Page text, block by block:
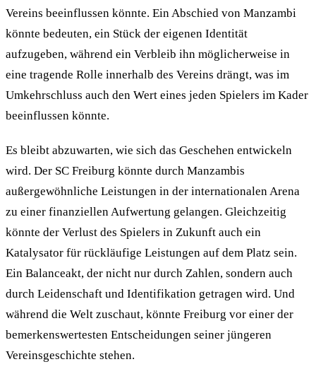
Vereins beeinflussen könnte. Ein Abschied von Manzambi
könnte bedeuten, ein Stück der eigenen Identität
aufzugeben, während ein Verbleib ihn möglicherweise in
eine tragende Rolle innerhalb des Vereins drängt, was im
Umkehrschluss auch den Wert eines jeden Spielers im Kader
beeinflussen könnte.
Es bleibt abzuwarten, wie sich das Geschehen entwickeln
wird. Der SC Freiburg könnte durch Manzambis
außergewöhnliche Leistungen in der internationalen Arena
zu einer finanziellen Aufwertung gelangen. Gleichzeitig
könnte der Verlust des Spielers in Zukunft auch ein
Katalysator für rückläufige Leistungen auf dem Platz sein.
Ein Balanceakt, der nicht nur durch Zahlen, sondern auch
durch Leidenschaft und Identifikation getragen wird. Und
während die Welt zuschaut, könnte Freiburg vor einer der
bemerkenswertesten Entscheidungen seiner jüngeren
Vereinsgeschichte stehen.